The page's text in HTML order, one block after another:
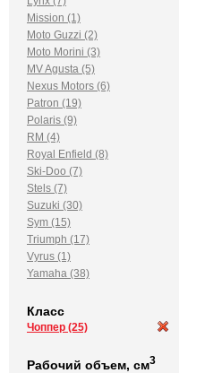
Mission (1)
Moto Guzzi (2)
Moto Morini (3)
MV Agusta (5)
Nexus Motors (6)
Patron (19)
Polaris (9)
RM (4)
Royal Enfield (8)
Ski-Doo (7)
Stels (7)
Suzuki (30)
Sym (15)
Triumph (17)
Vyrus (1)
Yamaha (38)
Класс
Чоппер (25)
Рабочий объем, см3